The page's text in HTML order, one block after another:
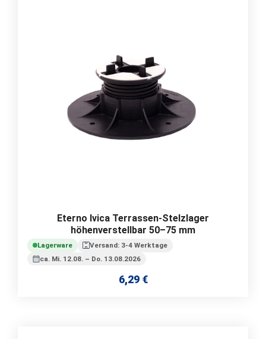
Eterno Ivica Terrassen-Stelzlager
höhenverstellbar 50–75 mm
Lagerware
Versand: 3-4 Werktage
ca. Mi. 12.08. – Do. 13.08.2026
Regulärer Preis:
6,29 €